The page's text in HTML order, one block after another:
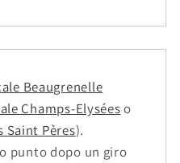
Beaugrenelle
Champs-Elyséeso
Saint Pères).
punto dopo un giro